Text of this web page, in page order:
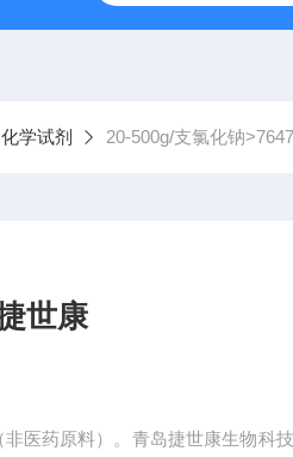
化学试剂 20-500g/支氯化钠
世康
医药原料）。青岛捷世康生物科技